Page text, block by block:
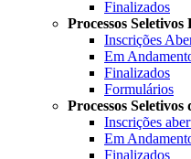
Finalizados
Processos
Inscrições
Em
Finalizados
Formulários
Processos Seletivos
Inscrições
Em
Finalizados